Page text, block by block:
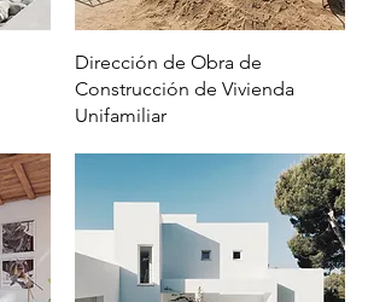
Vista rápida
Dirección de Obra de
Construcción de Vivienda
Unifamiliar